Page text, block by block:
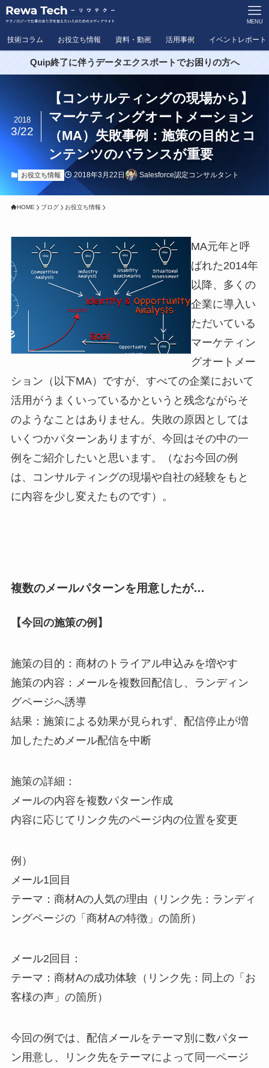
MENU
技術コラム お役立ち情報 資料・動画 活用事例 イベントレポート
Quip終了に伴うデータエクスポートでお困りの方へ
【コンサルティングの現場から】
マーケティングオートメーション
（MA）失敗事例：施策の目的とコ
ンテンツのバランスが重要
2018
3/22
お役立ち情報 2018年3月22日 Salesforce認定コンサルタント
HOME ブログ お役立ち情報
MA元年と呼
ばれた2014年
以降、多くの
企業に導入い
ただいている
マーケティン
グオートメー
ション（以下MA）ですが、すべての企業において
活用がうまくいっているかというと残念ながらそ
のようなことはありません。失敗の原因としては
いくつかパターンありますが、今回はその中の一
例をご紹介したいと思います。（なお今回の例
は、コンサルティングの現場や自社の経験をもと
に内容を少し変えたものです）。
複数のメールパターンを用意したが…
【今回の施策の例】
施策の目的：商材のトライアル申込みを増やす
施策の内容：メールを複数回配信し、ランディン
グページへ誘導
結果：施策による効果が見られず、配信停止が増
加したためメール配信を中断
施策の詳細：
メールの内容を複数パターン作成
内容に応じてリンク先のページ内の位置を変更
例）
メール1回目
テーマ：商材Aの人気の理由（リンク先：ランディ
ングページの「商材Aの特徴」の箇所）
メール2回目：
テーマ：商材Aの成功体験（リンク先：同上の「お
客様の声」の箇所）
今回の例では、配信メールをテーマ別に数パター
ン用意し、リンク先をテーマによって同一ページ